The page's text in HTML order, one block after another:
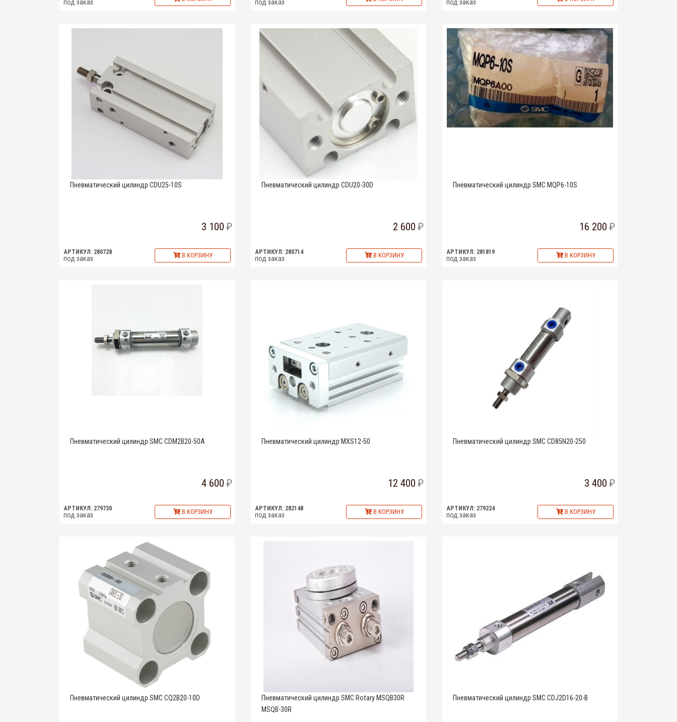
под заказ под заказ под заказ
Пневматический цилиндр CDU25-10S
3 100
АРТИКУЛ: 280728
под заказ В КОРЗИНУ
Пневматический цилиндр CDU20-30D
2 600
АРТИКУЛ: 280714
под заказ В КОРЗИНУ
Пневматический цилиндр SMC MQP6-10S
16 200
АРТИКУЛ: 281819
под заказ В КОРЗИНУ
Пневматический цилиндр SMC CDM2B20-50A
4 600
АРТИКУЛ: 279730
под заказ В КОРЗИНУ
Пневматический цилиндр MXS12-50
12 400
АРТИКУЛ: 282148
под заказ В КОРЗИНУ
Пневматический цилиндр SMC CD85N20-250
3 400
АРТИКУЛ: 279224
под заказ В КОРЗИНУ
Пневматический цилиндр SMC CQ2B20-10D
Пневматический цилиндр SMC Rotary MSQB30R
MSQB-30R
Пневматический цилиндр SMC CDJ2D16-20-B